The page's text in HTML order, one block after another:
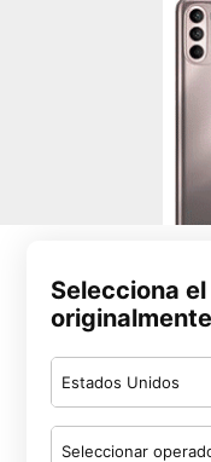
Selecciona
Estados Unidos
Seleccionar